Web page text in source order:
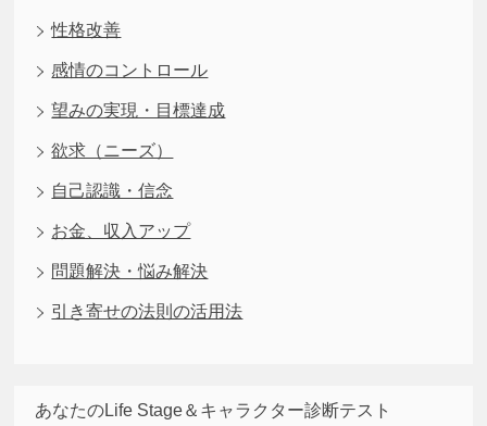
性格改善
感情のコントロール
望みの実現・目標達成
欲求（ニーズ）
自己認識・信念
お金、収入アップ
問題解決・悩み解決
引き寄せの法則の活用法
あなたのLife Stage＆キャラクター診断テスト